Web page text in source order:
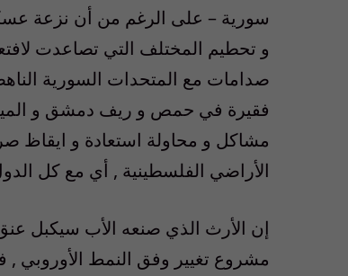
سورية – على الرغم من أن نزعة
و تحطيم المختلف التي تصاعدت
صدامات مع المتحدات السورية
فقيرة في حمص و ريف دمشق و
مشاكل و محاولة استعادة و ايقاظ
الأراضي الفلسطينية , أي مع كل
إن الأرث الذي صنعه الأب سيكبل عنق
مشروع تغيير وفق النمط الأوروبي ,